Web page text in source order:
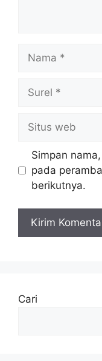
web
Simpan
pada
berikutnya.
Cari